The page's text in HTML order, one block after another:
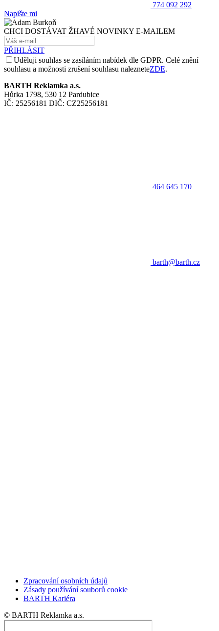
774 092 292
Napište mi
CHCI DOSTÁVAT ŽHAVÉ NOVINKY E-MAILEM
PŘIHLÁSIT
Uděluji souhlas se zasíláním nabídek dle GDPR. Celé znění
souhlasu a možnosti zrušení souhlasu nalezneteZDE.
BARTH Reklamka a.s.
Hůrka 1798, 530 12 Pardubice
IČ: 25256181 DIČ: CZ25256181
464 645 170
barth@barth.cz
Zpracování osobních údajů
Zásady používání souborů cookie
BARTH Kariéra
© BARTH Reklamka a.s.